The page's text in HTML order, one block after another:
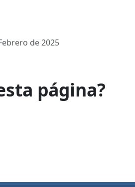
de 2025
página?